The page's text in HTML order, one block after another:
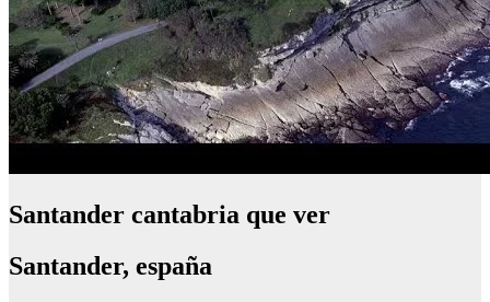
Santander cantabria que ver
Santander, españa